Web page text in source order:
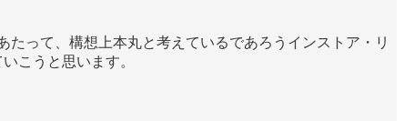
って、構想上本丸と考えているであろうインストア・リ
こうと思います。